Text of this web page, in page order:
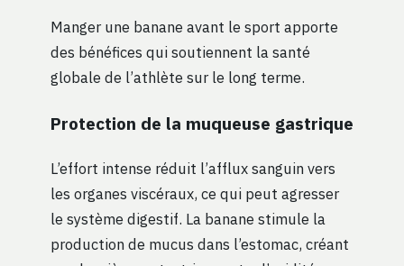
Manger une banane avant le sport apporte
des bénéfices qui soutiennent la santé
globale de l’athlète sur le long terme.
Protection de la muqueuse gastrique
L’effort intense réduit l’afflux sanguin vers
les organes viscéraux, ce qui peut agresser
le système digestif. La banane stimule la
production de mucus dans l’estomac, créant